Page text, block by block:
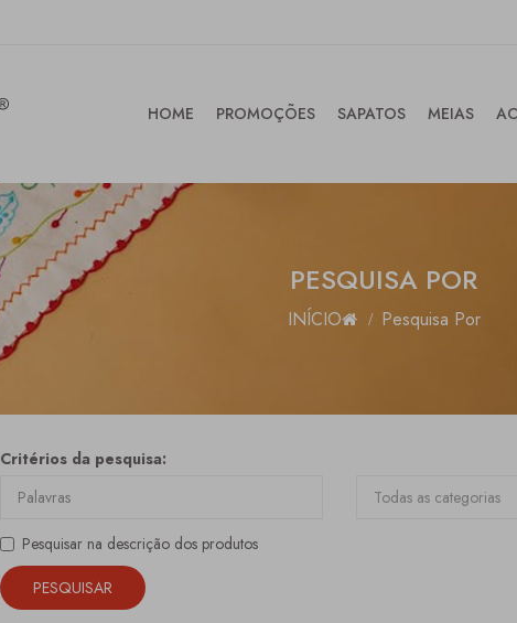
HOME PROMOÇÕES SAPATOS MEIAS
PESQUISA POR
INÍCIO Pesquisa Por
Critérios da pesquisa:
Pesquisar na descrição dos produtos